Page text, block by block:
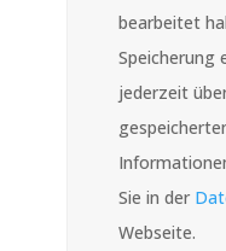
bearbeitet
Speicherung
jederzeit
Sie in der
Webseite.